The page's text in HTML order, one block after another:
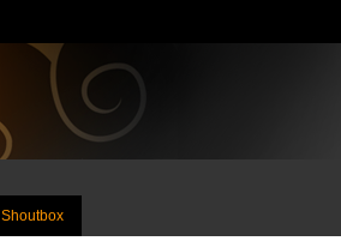
Shoutbox